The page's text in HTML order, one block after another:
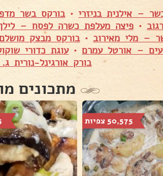
– אילנית בניזרי •בורקס בשר
•פיצה מעלפת כשרה לפסח –
– מלי מאירוב •בורקס מבצק
– אורטל עמרם•עוגת כדורי
בורק אורגינל-נורית
מתכונים
50,575 צפיות